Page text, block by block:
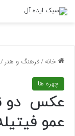
خانه/فرهنگ و هنر/
چهره ها
عکس دو
عمو